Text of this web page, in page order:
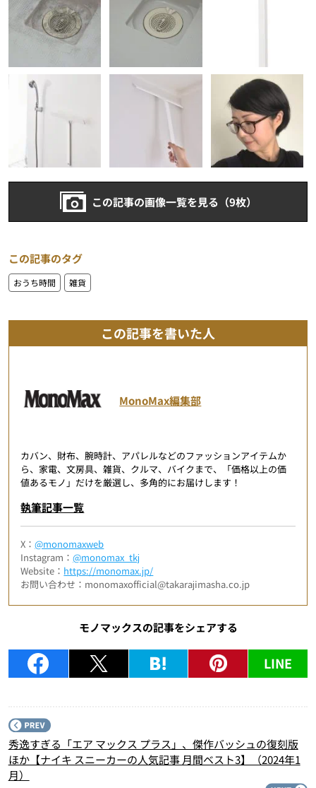
この記事の画像一覧を見る（9枚）
この記事のタグ
おうち時間 雑貨
この記事を書いた人
MonoMax編集部
カバン、財布、腕時計、アパレルなどのファッションアイテムか
ら、家電、文房具、雑貨、クルマ、バイクまで、「価格以上の価
値あるモノ」だけを厳選し、多角的にお届けします！
執筆記事一覧
X：@monomaxweb
Instagram：@monomax_tkj
Website： https://monomax.jp/
お問い合わせ：monomaxofficial@takarajimasha.co.jp
モノマックスの記事をシェアする
LINE
秀逸すぎる「エア マックス プラス」、傑作バッシュの復刻版
ほか【ナイキ スニーカーの人気記事 月間ベスト3】（2024年1
月）